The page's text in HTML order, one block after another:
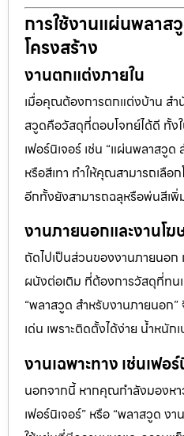
การใช้งานแผ่นพลาส
โครงสร้าง
งานตกแต่งภายใน
เมื่อคุณต้องการตกแต่งบ้าน สำ
สวูดคือวัสดุที่ตอบโจทย์ได้ดี ทั้ง
เฟอร์นิเจอร์ เช่น “แผ่นพลาสวู
หรือสีเทา ทำให้คุณสามารถเลือ
อีกทั้งยังสามารถฉลุหรือพ่นสีเ
งานภายนอกและงานโ
ถัดไปเป็นส่วนของงานภายนอก
ผนังต่อเติม ที่ต้องการวัสดุที่ท
“พลาสวูด สำหรับงานภายนอก
เด่น เพราะติดตั้งได้ง่าย น้ำหนัก
งานเฉพาะทาง เช่นเฟอ
นอกจากนี้ หากคุณกำลังมองหา
เฟอร์นิเจอร์” หรือ “พลาสวูด ง